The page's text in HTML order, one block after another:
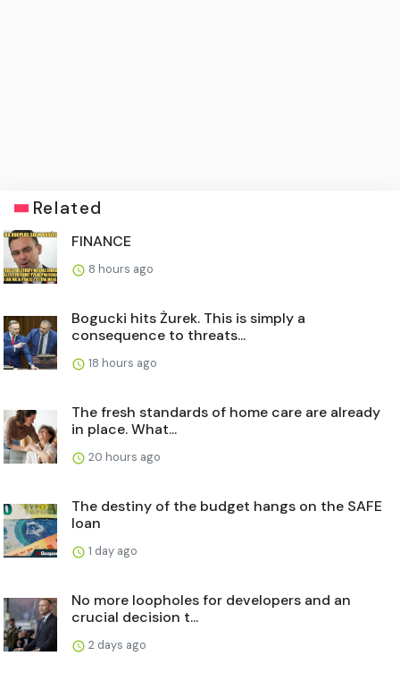
Related
FINANCE
8 hours ago
Bogucki hits Żurek. This is simply a
consequence to threats...
18 hours ago
The fresh standards of home care are already
in place. What...
20 hours ago
The destiny of the budget hangs on the SAFE
loan
1 day ago
No more loopholes for developers and an
crucial decision t...
2 days ago